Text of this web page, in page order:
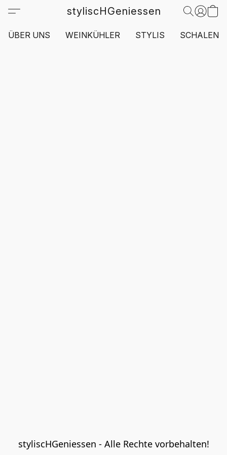
styliscHGeniessen
ÜBER UNS WEINKÜHLER STYLIS SCHALEN
styliscHGeniessen - Alle Rechte vorbehalten!